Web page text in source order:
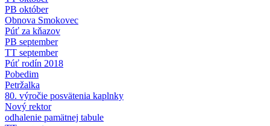
PB október
Obnova Smokovec
Púť za kňazov
PB september
TT september
Púť rodín 2018
Pobedim
Petržalka
80. výročie posvätenia kaplnky
Nový rektor
odhalenie pamätnej tabule